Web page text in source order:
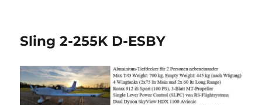
Sling 2-255K D-ESBY